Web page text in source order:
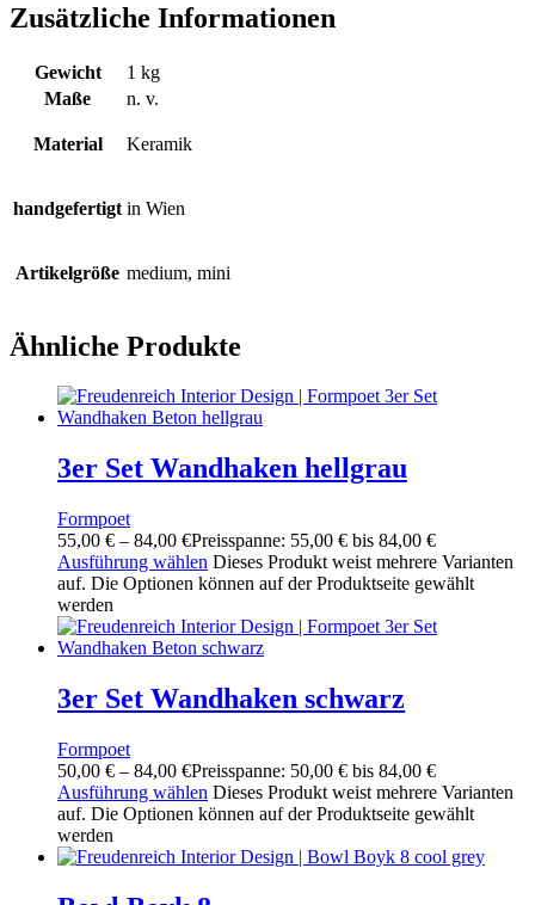
Zusätzliche Informationen
Gewicht
1 kg
Maße
n. v.
Material Keramik
handgefertigt in Wien
Artikelgröße medium, mini
Ähnliche Produkte
3er Set Wandhaken hellgrau
Formpoet
55,00 € – 84,00 €Preisspanne: 55,00 € bis 84,00 €
Ausführung wählen Dieses Produkt weist mehrere Varianten
auf. Die Optionen können auf der Produktseite gewählt
werden
3er Set Wandhaken schwarz
Formpoet
50,00 € – 84,00 €Preisspanne: 50,00 € bis 84,00 €
Ausführung wählen Dieses Produkt weist mehrere Varianten
auf. Die Optionen können auf der Produktseite gewählt
werden